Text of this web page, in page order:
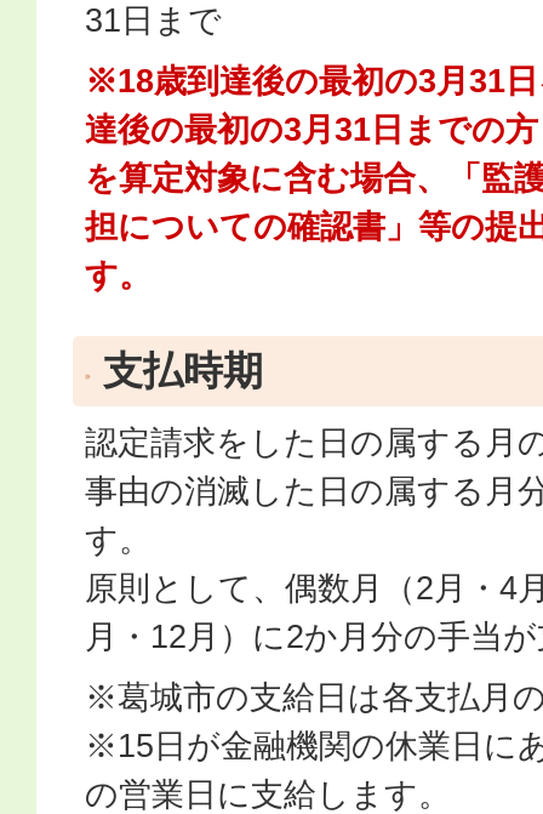
31日まで
※18歳到達後の最初の3月31
達後の最初の3月31日までの
を算定対象に含む場合、「監
担についての確認書」等の提
す。
支払時期
認定請求をした日の属する月
事由の消滅した日の属する月
す。
原則として、偶数月（2月・4
月・12月）に2か月分の手当
※葛城市の支給日は各支払月
※15日が金融機関の休業日に
の営業日に支給します。